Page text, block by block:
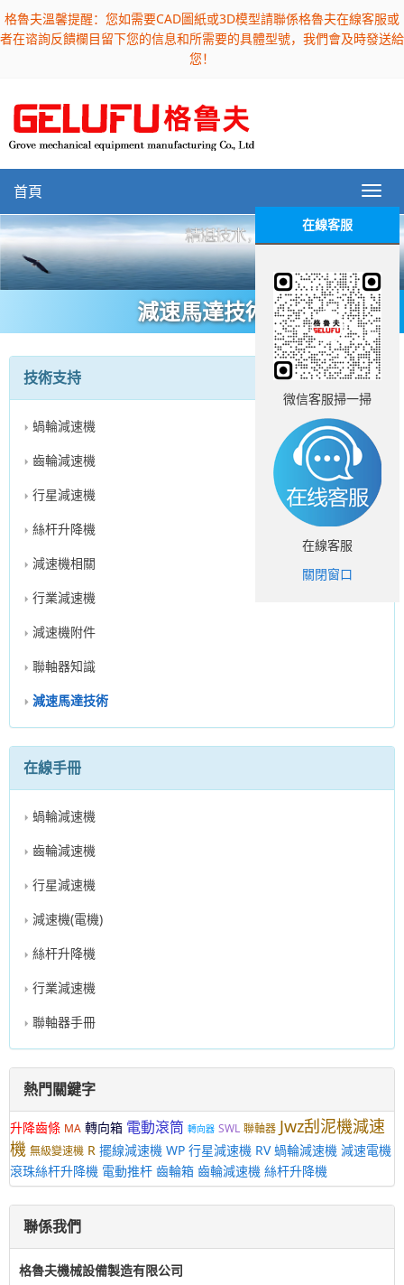
格魯夫溫馨提醒：您如需要CAD圖紙或3D模型請聯係格魯夫在線客服或
者在谘詢反饋欄目留下您的信息和所需要的具體型號，我們會及時發送給
您！
首頁
減速馬達技術
技術支持
蝸輪減速機
齒輪減速機
行星減速機
絲杆升降機
減速機相關
行業減速機
減速機附件
聯軸器知識
減速馬達技術
在線手冊
蝸輪減速機
齒輪減速機
行星減速機
減速機(電機)
絲杆升降機
行業減速機
聯軸器手冊
熱門關鍵字
升降齒條 MA 轉向箱 電動滾筒 轉向器 SWL 聯軸器 Jwz刮泥機減速
機 無級變速機 R 擺線減速機 WP 行星減速機 RV 蝸輪減速機 減速電機
滾珠絲杆升降機 電動推杆 齒輪箱 齒輪減速機 絲杆升降機
聯係我們
格魯夫機械設備製造有限公司
在線客服
微信客服掃一掃
在線客服
關閉窗口